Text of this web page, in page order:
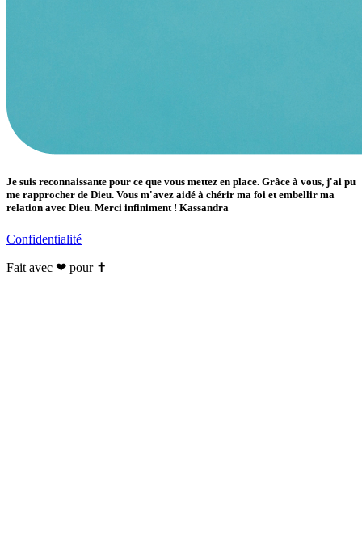
Je suis reconnaissante pour ce que vous mettez en place. Grâce à vous, j'ai pu
me rapprocher de Dieu. Vous m'avez aidé à chérir ma foi et embellir ma
relation avec Dieu. Merci infiniment ! Kassandra
Confidentialité
Fait avec ❤ pour ✝️️